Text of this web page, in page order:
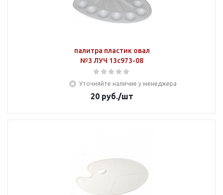
палитра пластик овал
№3 ЛУЧ 13с973-08
Уточняйте наличие у менеджера
20руб./шт